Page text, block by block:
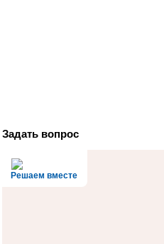
Задать вопрос
Решаем вместе